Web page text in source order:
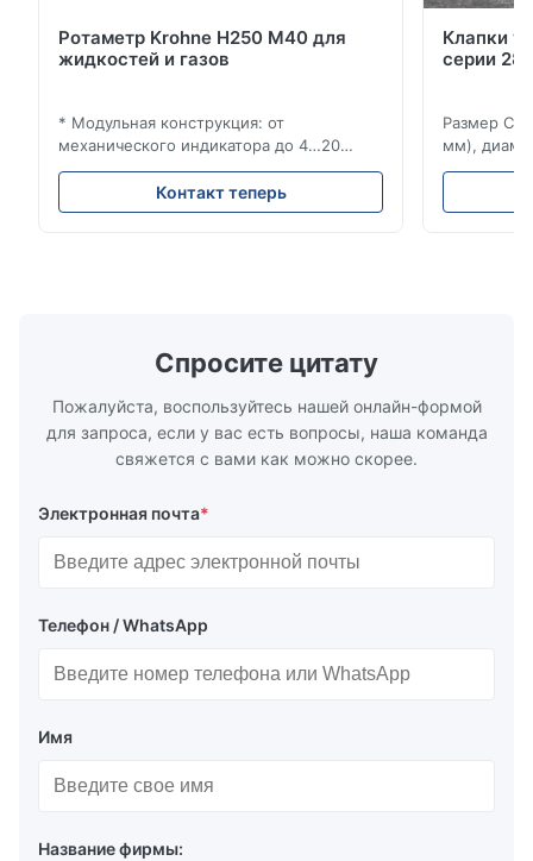
Ротаметр Krohne H250 M40 для
жидкостей и газов
* Модульная конструкция: от
механического индикатора до 4…20
мА/HART®7, FF, Profibus-PA и
суммирующий счетчик * Любое
монтажное положение: вертикальное,
Контакт теперь
Клапки
серии
Размер
мм),
(15–20 мм)
ANSI
Спросите цитату
Пожалуйста, воспользуйтесь нашей онлайн-формой
для запроса, если у вас есть вопросы, наша команда
свяжется с вами как можно скорее.
Электронная почта*
Телефон / WhatsApp
Имя
Название фирмы: